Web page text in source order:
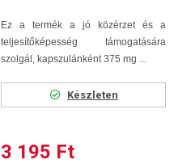
Ez a termék a jó közérzet és a
teljesítőképesség támogatására
szolgál, kapszulánként 375 mg ...
Készleten
3 195 Ft